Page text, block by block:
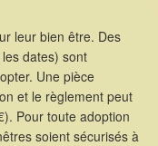
leur bien être. Des
dates) sont
Une pièce
et le règlement peut
Pour toute adoption
soient sécurisés à